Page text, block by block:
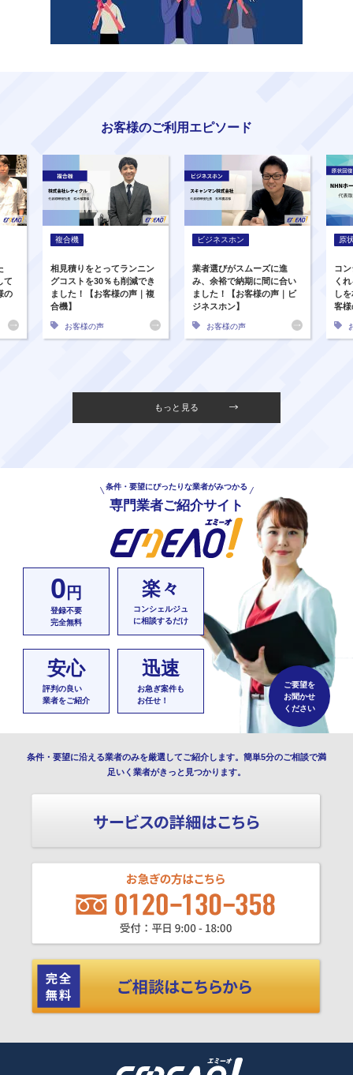
お客様のご利用エピソード
て
の
複合機
相見積りをとってランニン
グコストを30％も削減でき
ました！【お客様の声｜複
合機】
お客様の声
ビジネスホン
業者選びがスムーズに進
み、余裕で納期に間に合い
ました！【お客様の声｜ビ
ジネスホン】
お客様の声
原
コ
く
し
客
もっと見る
条件・要望にぴったりな業者がみつかる
専門業者ご紹介サイト
0 円
登録不要
完全無料
楽々
コンシェルジュ
に相談するだけ
安心
評判の良い
業者をご紹介
迅速
お急ぎ案件も
お任せ！
ご要望を
お聞かせ
ください
条件・要望に沿える業者のみを厳選してご紹介します。簡単5分のご相談で満
足いく業者がきっと見つかります。